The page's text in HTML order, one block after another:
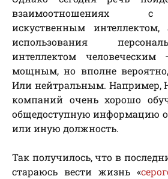
взаимоотношениях
искуственным
использования
интеллектом человеческим
мощным, но вполне
Или нейтральным. Например,
компаний очень хорошо
общедоступную информацию о
или иную должность.
Так получилось, что в
стараюсь вести жизнь «